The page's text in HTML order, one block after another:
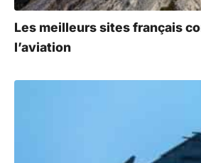
Les meilleurs sites français
l’aviation